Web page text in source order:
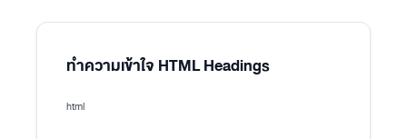
ทำความเข้าใจ HTML Headings
html